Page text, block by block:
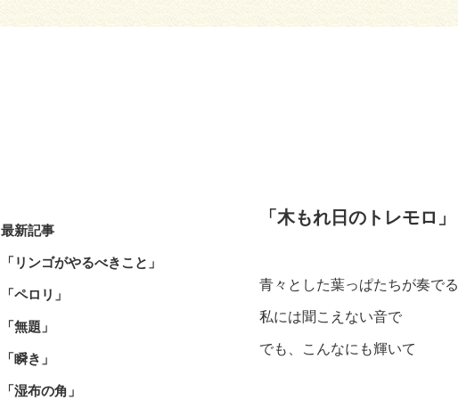
最新記事
「リンゴがやるべきこと」
「ペロリ」
「無題」
「瞬き」
「湿布の角」
「木もれ日のトレモロ」
青々とした葉っぱたちが奏でる
私には聞こえない音で
でも、こんなにも輝いて